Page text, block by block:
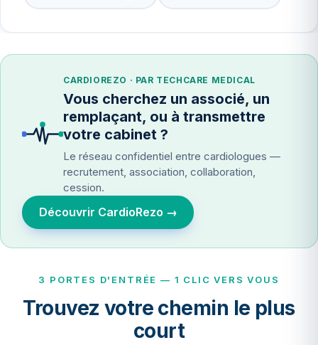
CARDIOREZO · PAR TECHCARE MEDICAL
Vous cherchez un associé, un
remplaçant, ou à transmettre
votre cabinet ?
Le réseau confidentiel entre cardiologues —
recrutement, association, collaboration,
cession.
Découvrir CardioRezo →
3 PORTES D'ENTRÉE — 1 CLIC VERS VOUS
Trouvez votre chemin le plus
court